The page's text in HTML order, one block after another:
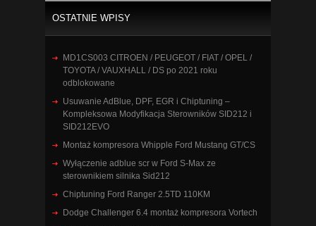
OSTATNIE WPISY
MD1CS003 CITROEN / PEUGEOT / FIAT / OPEL /
TOYOTA / VAUXHALL / DS po 2021 roku
odblokowane
Usuwanie AdBlue, DPF, EGR i Chiptuning –
Kompleksowa Modyfikacja Sterowników SID212 i
SID212EVO
Montaż kompresora Whipple Ford Mustang GT/CS
Wyłączenie adblue scr w Ford S-Max ze
sterownikiem silnika Sid212
Chiptuning Ford Ranger 2.5TD 110KM
Dodge Challenger 6.4 montaż kompresora Vortech